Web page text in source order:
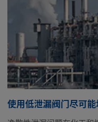
使用低泄漏阀门尽可